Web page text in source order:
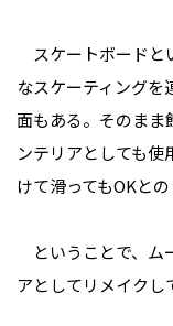
スケートボードと
なスケーティングを
面もある。そのまま
ンテリアとしても
けて滑ってもOKとの
ということで、ム
アとしてリメイクし